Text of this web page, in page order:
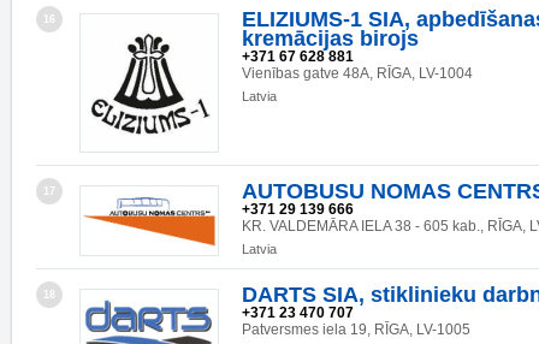
16
ELIZIUMS-1 SIA,
kremācijas birojs
+371 67 628 881
Vienības gatve 48A, RĪGA, LV-1004
Latvia
17 AUTOBUSU NOMAS
+371 29 139 666
KR. VALDEMĀRA IELA 38 - 605 kab., RĪGA,
Latvia
18 DARTS SIA, stiklinieku
+371 23 470 707
Patversmes iela 19, RĪGA, LV-1005